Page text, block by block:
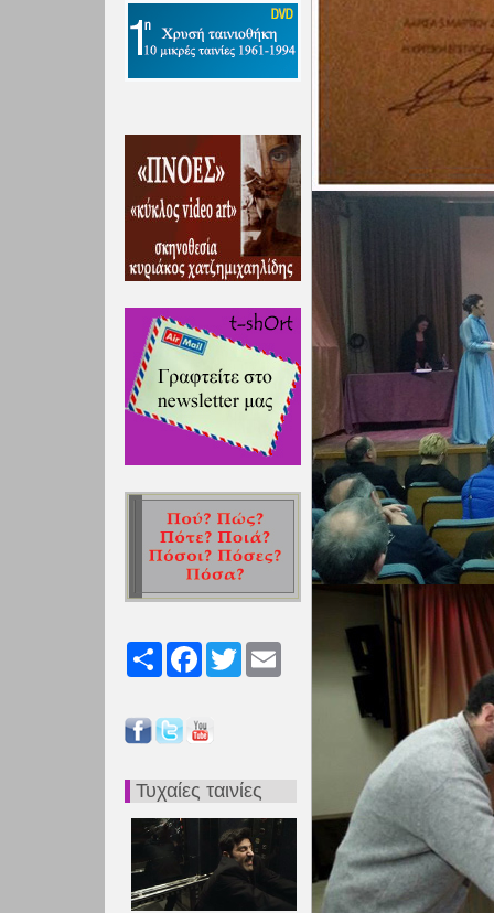
Share FacebookTwitter
Τυχαίες ταινίες